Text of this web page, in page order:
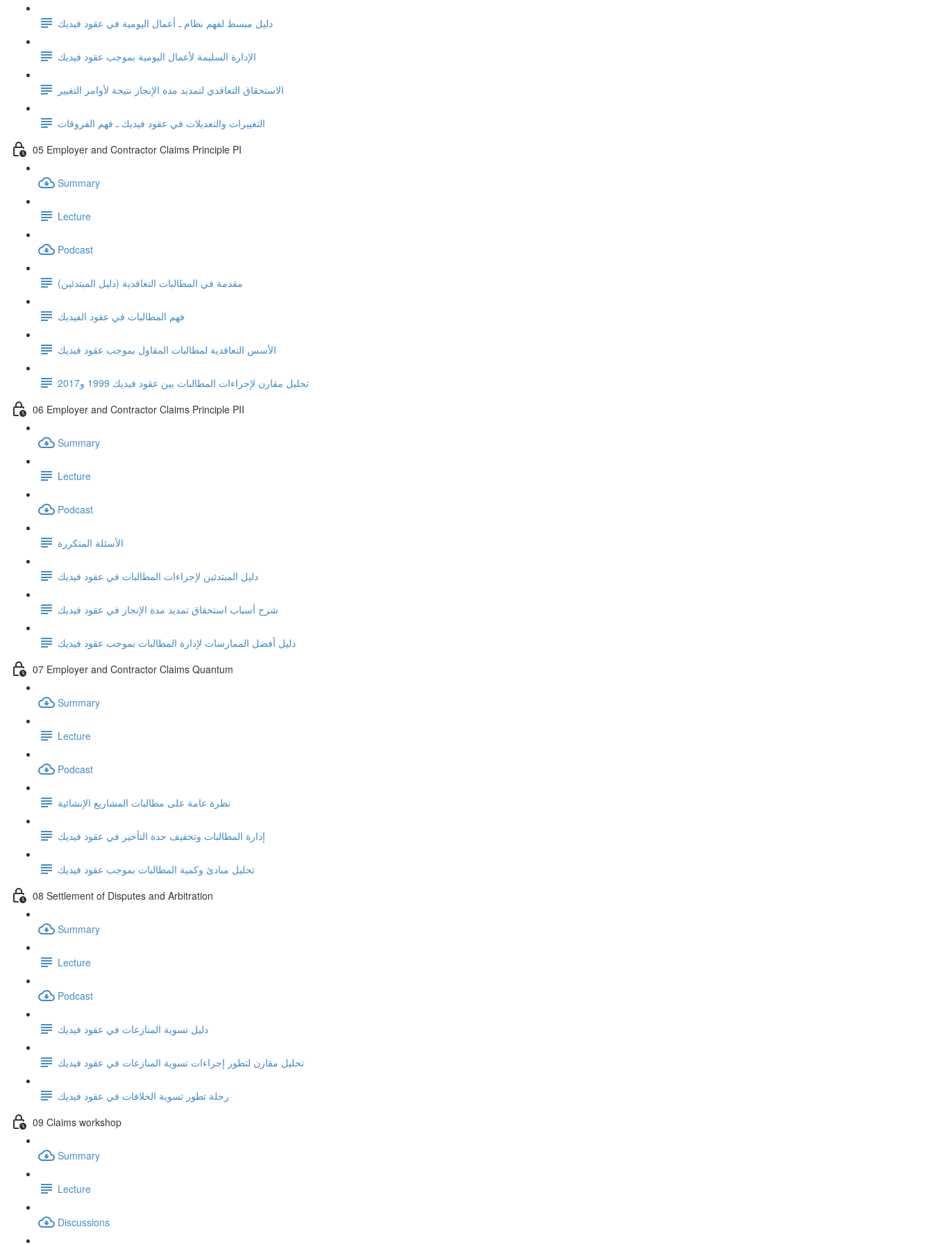
دليل مبسط لفهم نظام ـ أعمال اليومية في عقود فيديك
الإدارة السليمة لأعمال اليومية بموجب عقود فيديك
الاستحقاق التعاقدي لتمديد مدة الإنجاز نتيجة لأوامر التغيير
التغييرات والتعديلات في عقود فيديك ـ فهم الفروقات
05 Employer and Contractor Claims Principle PI
Summary
Lecture
Podcast
مقدمة في المطالبات التعاقدية (دليل المبتدئين)
فهم المطالبات في عقود الفيديك
الأسس التعاقدية لمطالبات المقاول بموجب عقود فيديك
تحليل مقارن لإجراءات المطالبات بين عقود فيديك 1999 و2017
06 Employer and Contractor Claims Principle PII
Summary
Lecture
Podcast
الأسئلة المتكررة
دليل المبتدئين لإجراءات المطالبات في عقود فيديك
شرح أسباب استحقاق تمديد مدة الإنجاز في عقود فيديك
دليل أفضل الممارسات لإدارة المطالبات بموجب عقود فيديك
07 Employer and Contractor Claims Quantum
Summary
Lecture
Podcast
نظرة عامة على مطالبات المشاريع الإنشائية
إدارة المطالبات وتخفيف حدة التأخير في عقود فيديك
تحليل مبادئ وكمية المطالبات بموجب عقود فيديك
08 Settlement of Disputes and Arbitration
Summary
Lecture
Podcast
دليل تسوية المنازعات في عقود فيديك
تحليل مقارن لتطور إجراءات تسوية المنازعات في عقود فيديك
رحلة تطور تسوية الخلافات في عقود فيديك
09 Claims workshop
Summary
Lecture
Discussions